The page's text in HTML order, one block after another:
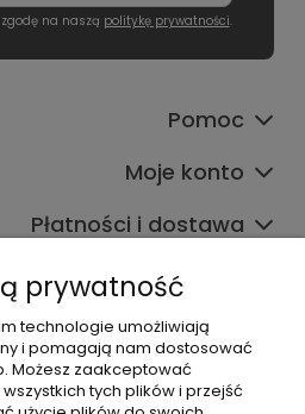
na naszą politykę prywatności.
Pomoc
Moje konto
Płatności i dostawa
Informacje
O nas
prywatność
technologie umożliwiają
i pomagają nam dostosować
Możesz zaakceptować
tych plików i przejść